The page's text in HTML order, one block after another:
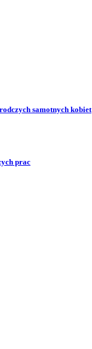
samotnych kobiet
prac